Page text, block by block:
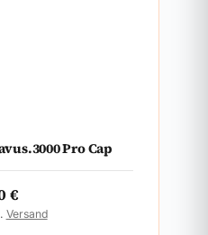
Pro Cap
€
Versand